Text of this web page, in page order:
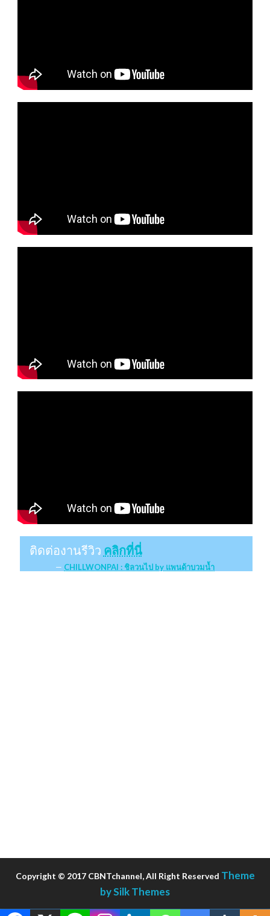
ติดต่องานรีวิว คลิกที่นี่
CHILLWONPAI : ชิลวนไป by แพนด้าบวมน้ำ
Copyright © 2017 CBNTchannel, All Right Reserved Theme
by Silk Themes